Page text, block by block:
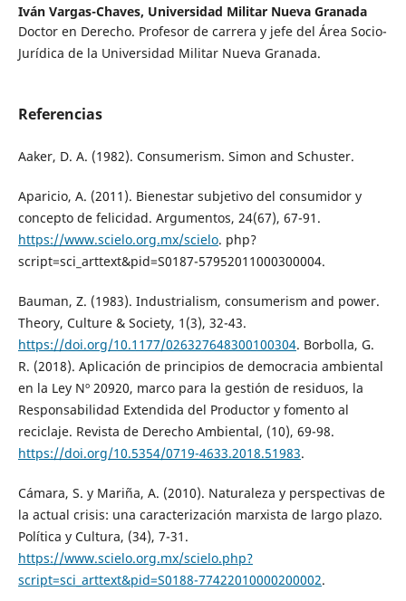
Iván Vargas-Chaves, Universidad Militar Nueva Granada
Doctor en Derecho. Profesor de carrera y jefe del Área Socio-
Jurídica de la Universidad Militar Nueva Granada.
Referencias
Aaker, D. A. (1982). Consumerism. Simon and Schuster.
Aparicio, A. (2011). Bienestar subjetivo del consumidor y
concepto de felicidad. Argumentos, 24(67), 67-91.
https://www.scielo.org.mx/scielo. php?
script=sci_arttext&pid=S0187-57952011000300004.
Bauman, Z. (1983). Industrialism, consumerism and power.
Theory, Culture & Society, 1(3), 32-43.
https://doi.org/10.1177/026327648300100304. Borbolla, G.
R. (2018). Aplicación de principios de democracia ambiental
en la Ley Nº 20920, marco para la gestión de residuos, la
Responsabilidad Extendida del Productor y fomento al
reciclaje. Revista de Derecho Ambiental, (10), 69-98.
https://doi.org/10.5354/0719-4633.2018.51983.
Cámara, S. y Mariña, A. (2010). Naturaleza y perspectivas de
la actual crisis: una caracterización marxista de largo plazo.
Política y Cultura, (34), 7-31.
https://www.scielo.org.mx/scielo.php?
script=sci_arttext&pid=S0188-77422010000200002.